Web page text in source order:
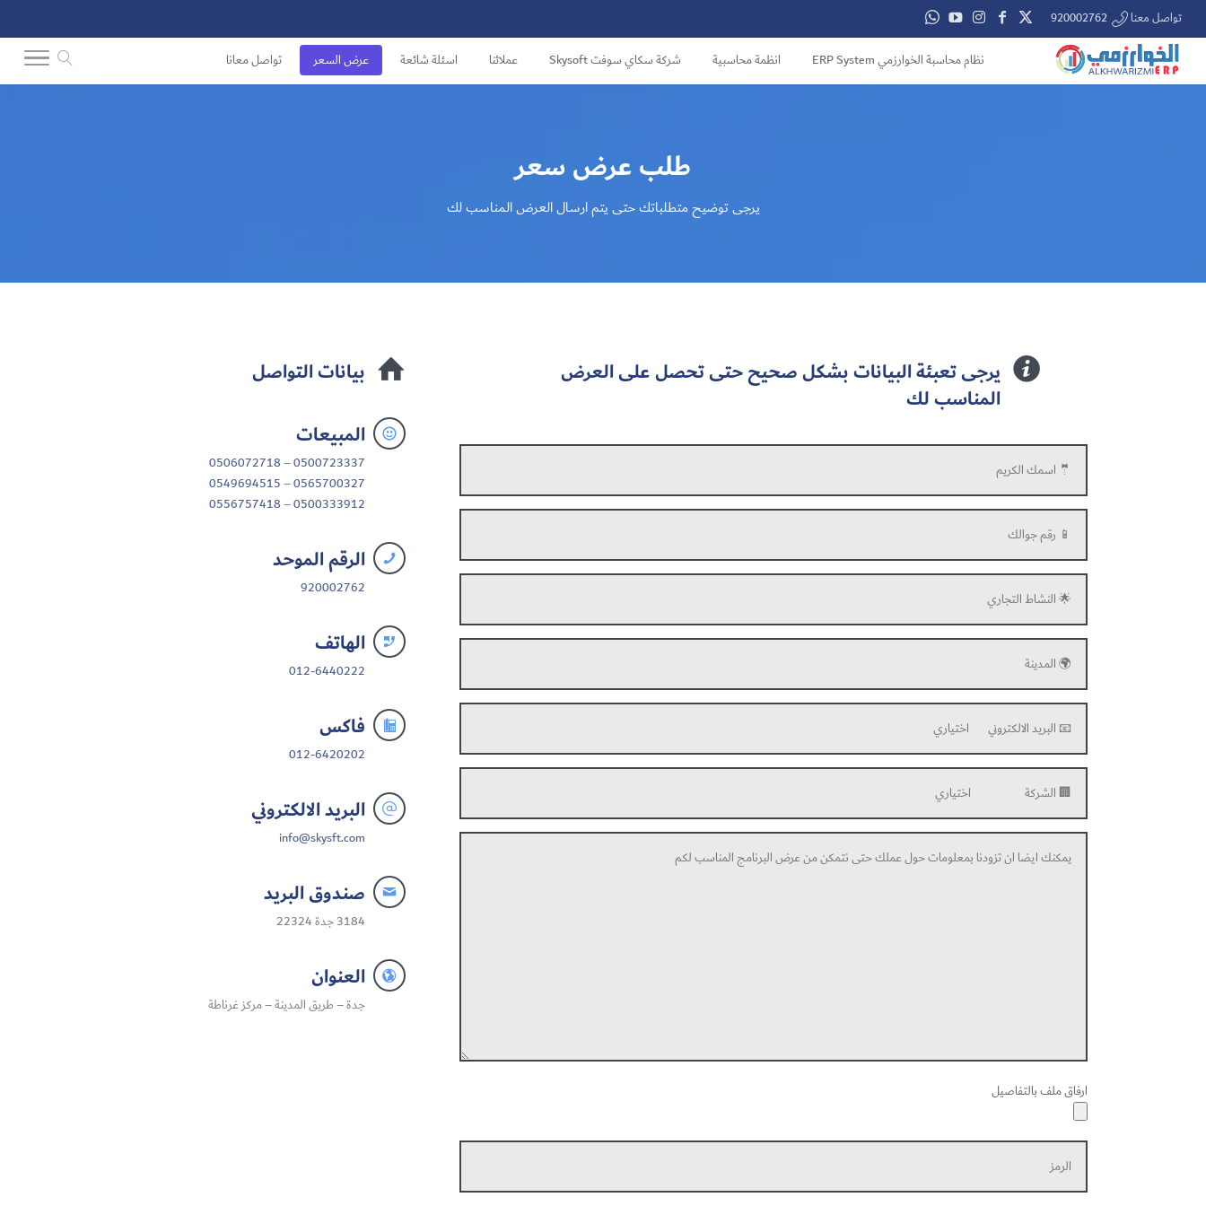
تواصل معنا 920002762
نظام محاسبة الخوارزمي ERP System انظمة محاسبية شركة سكاي سوفت Skysoft عملائنا اسئلة شائعة عرض السعر تواصل معانا
طلب عرض سعر
يرجى توضيح متطلباتك حتى يتم ارسال العرض المناسب لك
 يرجى تعبئة البيانات بشكل صحيح حتى تحصل على العرض
المناسب لك
ارفاق ملف بالتفاصيل
 بيانات التواصل
 المبيعات
0500723337
–
0506072718
0565700327
–
0549694515
0500333912
–
0556757418
 الرقم الموحد
920002762
 الهاتف
012-6440222
 فاكس
012-6420202
 البريد الالكتروني
info@skysft.com
 صندوق البريد
3184 جدة 22324
 العنوان
جدة – طريق المدينة – مركز غرناطة